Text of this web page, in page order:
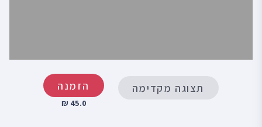
תצוגה מקדימה הזמנה
45.0 ₪